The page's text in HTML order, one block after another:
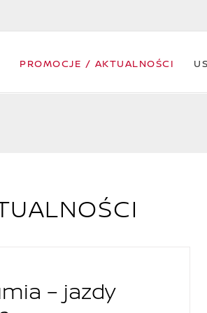
PROMOCJE / AKTUALNOŚCI
– jazdy